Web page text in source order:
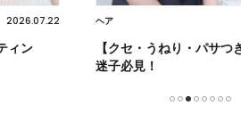
2026.07.22
ィン
ヘア
【クセ・うねり・パサつ
迷子必見！